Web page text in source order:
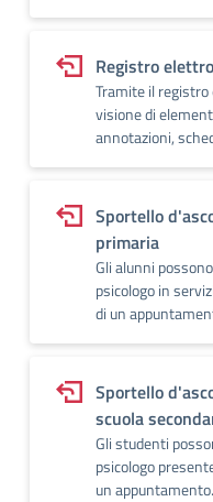
Registro
Tramite il
visione di
annotazioni,
Sportello
primaria
Gli alunni
psicologo in
di un
Sportello
scuola
Gli studenti
psicologo
un appuntamento.